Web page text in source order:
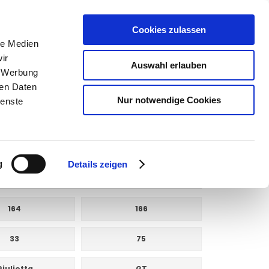
Medien
Daten
Details zeigen
Cookies zulassen
Auswahl erlauben
Nur notwendige Cookies
SUCHEN
Warenkorb 0 Artikel
164 166
33 75